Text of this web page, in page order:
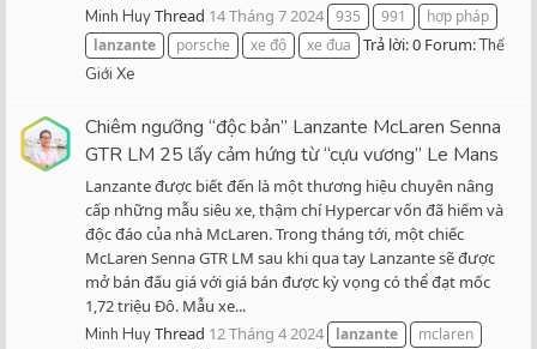
Minh HuyThread 14 Tháng 7 2024 935 991
hợp pháp
lanzante
porsche xe độ xe đua Trả lời: 0 Forum:Thế
Giới Xe
Chiêm ngưỡng “độc bản” Lanzante McLaren Senna
GTR LM 25 lấy cảm hứng từ “cựu vương” Le Mans
Lanzante được biết đến là một thương hiệu chuyên nâng
cấp những mẫu siêu xe, thậm chí Hypercar vốn đã hiếm và
độc đáo của nhà McLaren. Trong tháng tới, một chiếc
McLaren Senna GTR LM sau khi qua tay Lanzante sẽ được
mở bán đấu giá với giá bán được kỳ vọng có thể đạt mốc
1,72 triệu Đô. Mẫu xe...
Minh HuyThread 12 Tháng 4 2024 lanzante
mclaren